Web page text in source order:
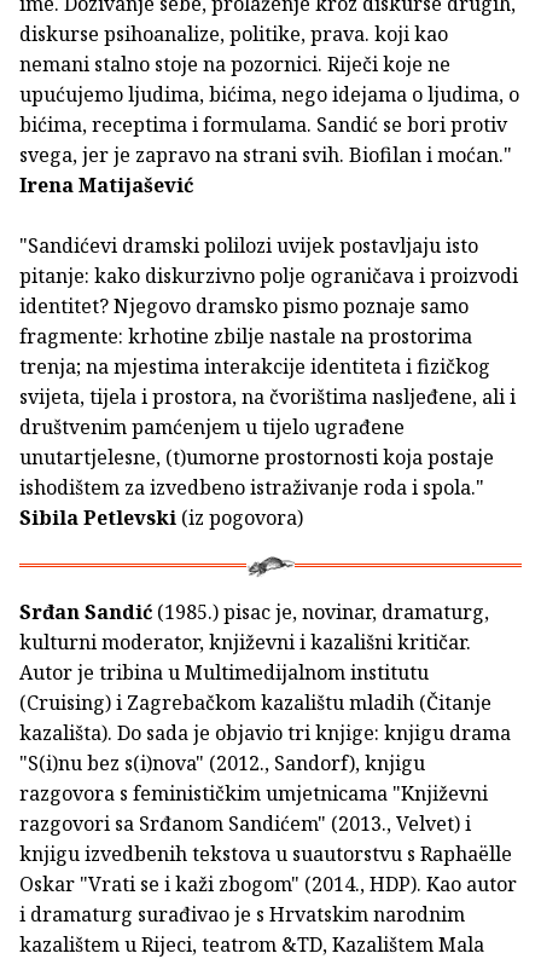
diskurse psihoanalize, politike, prava. koji kao
nemani stalno stoje na pozornici. Riječi koje ne
upućujemo ljudima, bićima, nego idejama o ljudima, o
bićima, receptima i formulama. Sandić se bori protiv
svega, jer je zapravo na strani svih. Biofilan i moćan."
Irena Matijašević
"Sandićevi dramski polilozi uvijek postavljaju isto
pitanje: kako diskurzivno polje ograničava i proizvodi
identitet? Njegovo dramsko pismo poznaje samo
fragmente: krhotine zbilje nastale na prostorima
trenja; na mjestima interakcije identiteta i fizičkog
svijeta, tijela i prostora, na čvorištima nasljeđene, ali i
društvenim pamćenjem u tijelo ugrađene
unutartjelesne, (t)umorne prostornosti koja postaje
ishodištem za izvedbeno istraživanje roda i spola."
Sibila Petlevski (iz pogovora)
Srđan Sandić (1985.) pisac je, novinar, dramaturg,
kulturni moderator, književni i kazališni kritičar.
Autor je tribina u Multimedijalnom institutu
(Cruising) i Zagrebačkom kazalištu mladih (Čitanje
kazališta). Do sada je objavio tri knjige: knjigu drama
"S(i)nu bez s(i)nova" (2012., Sandorf), knjigu
razgovora s feminističkim umjetnicama "Književni
razgovori sa Srđanom Sandićem" (2013., Velvet) i
knjigu izvedbenih tekstova u suautorstvu s Raphaëlle
Oskar "Vrati se i kaži zbogom" (2014., HDP). Kao autor
i dramaturg surađivao je s Hrvatskim narodnim
kazalištem u Rijeci, teatrom &TD, Kazalištem Mala